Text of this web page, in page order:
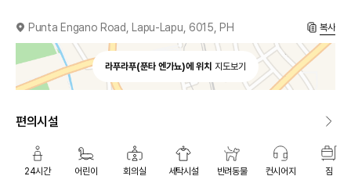
Punta Engano Road, Lapu-Lapu, 6015, PH 복사
라푸라푸(푼타 엔가뇨)에 위치 지도보기
편의시설
24시간
어린이
회의실 세탁시설
반려동물
컨시어지
짐